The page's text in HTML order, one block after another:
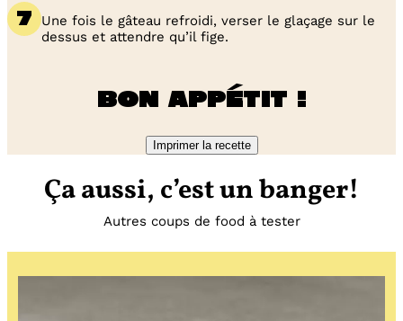
Une fois le gâteau refroidi, verser le glaçage sur le
dessus et attendre qu’il fige.
Bon appétit !
Imprimer la recette
Ça aussi, c’est un banger!
Autres coups de food à tester